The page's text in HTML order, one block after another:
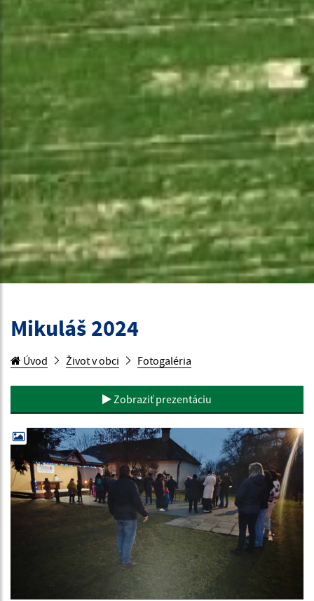
Mikuláš 2024
Úvod Život v obci Fotogaléria
Zobraziť prezentáciu